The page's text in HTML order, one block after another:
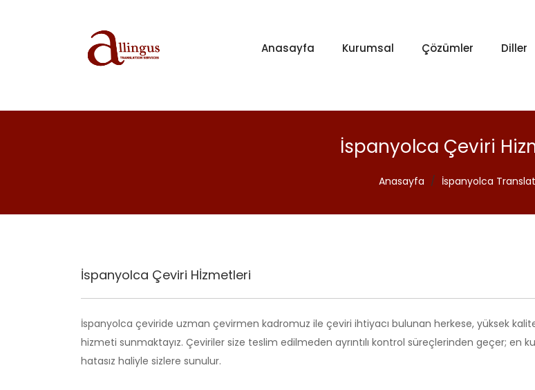
Anasayfa Kurumsal Çözümler Diller
İspanyolca Çeviri
Anasayfa / İspanyolca
İspanyolca Çeviri Hİzmetleri
İspanyolca çeviride uzman çevirmen kadromuz ile çeviri ihtiyacı bulunan herkese, yüksek
hizmeti sunmaktayız. Çeviriler size teslim edilmeden ayrıntılı kontrol süreçlerinden geçer; en
hatasız haliyle sizlere sunulur.